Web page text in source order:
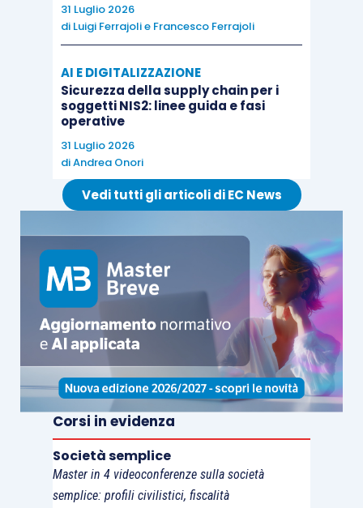
31 Luglio 2026
di Luigi Ferrajolie Francesco Ferrajoli
AI E DIGITALIZZAZIONE
Sicurezza della supply chain per i
soggetti NIS2: linee guida e fasi
operative
31 Luglio 2026
diAndrea Onori
Vedi tutti gli articoli di EC News
Corsi in evidenza
Società semplice
Master in 4 videoconferenze sulla società
semplice: profili civilistici, fiscalità